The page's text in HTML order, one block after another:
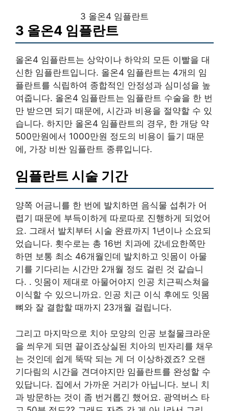
3 올온4 임플란트
3 올온4 임플란트
올온4 임플란트는 상악이나 하악의 모든 이빨을 대
신한 임플란트입니다. 올온4 임플란트는 4개의 임
플란트를 식립하여 종합적인 안정성과 심미성을 높
여줍니다. 올온4 임플란트는 임플란트 수술을 한 번
만 받으면 되기 때문에, 시간과 비용을 절약할 수 있
습니다. 하지만 올온4 임플란트의 경우, 한 개당 약
500만원에서 1000만원 정도의 비용이 들기 때문
에, 가장 비싼 임플란트 종류입니다.
임플란트 시술 기간
양쪽 어금니를 한 번에 발치하면 음식물 섭취가 어
렵기 때문에 부득이하게 따로따로 진행하게 되었어
요. 그래서 발치부터 시술 완료까지 1년이나 소요되
었습니다. 횟수로는 총 16번 치과에 갔네요한쪽만
하면 보통 최소 46개월인데 발치하고 잇몸이 아물
기를 기다리는 시간만 2개월 정도 걸린 것 같습니
다. . 잇몸이 제대로 아물어야지 인공 치근픽스쳐을
이식할 수 있으니까요. 인공 치근 이식 후에도 잇몸
뼈와 잘 결합할 때까지 23개월 걸립니다.
그리고 마지막으로 치아 모양의 인공 보철물크라운
을 씌우게 되면 끝이죠상실된 치아의 빈자리를 채우
는 것인데 쉽게 뚝딱 되는 게 더 이상하겠죠? 오랜
기다림의 시간을 견뎌야지만 임플란트를 완성할 수
있답니다. 집에서 가까운 거리가 아닙니다. 보니 치
과 방문하는 것이 좀 번거롭긴 했어요. 광역버스 타